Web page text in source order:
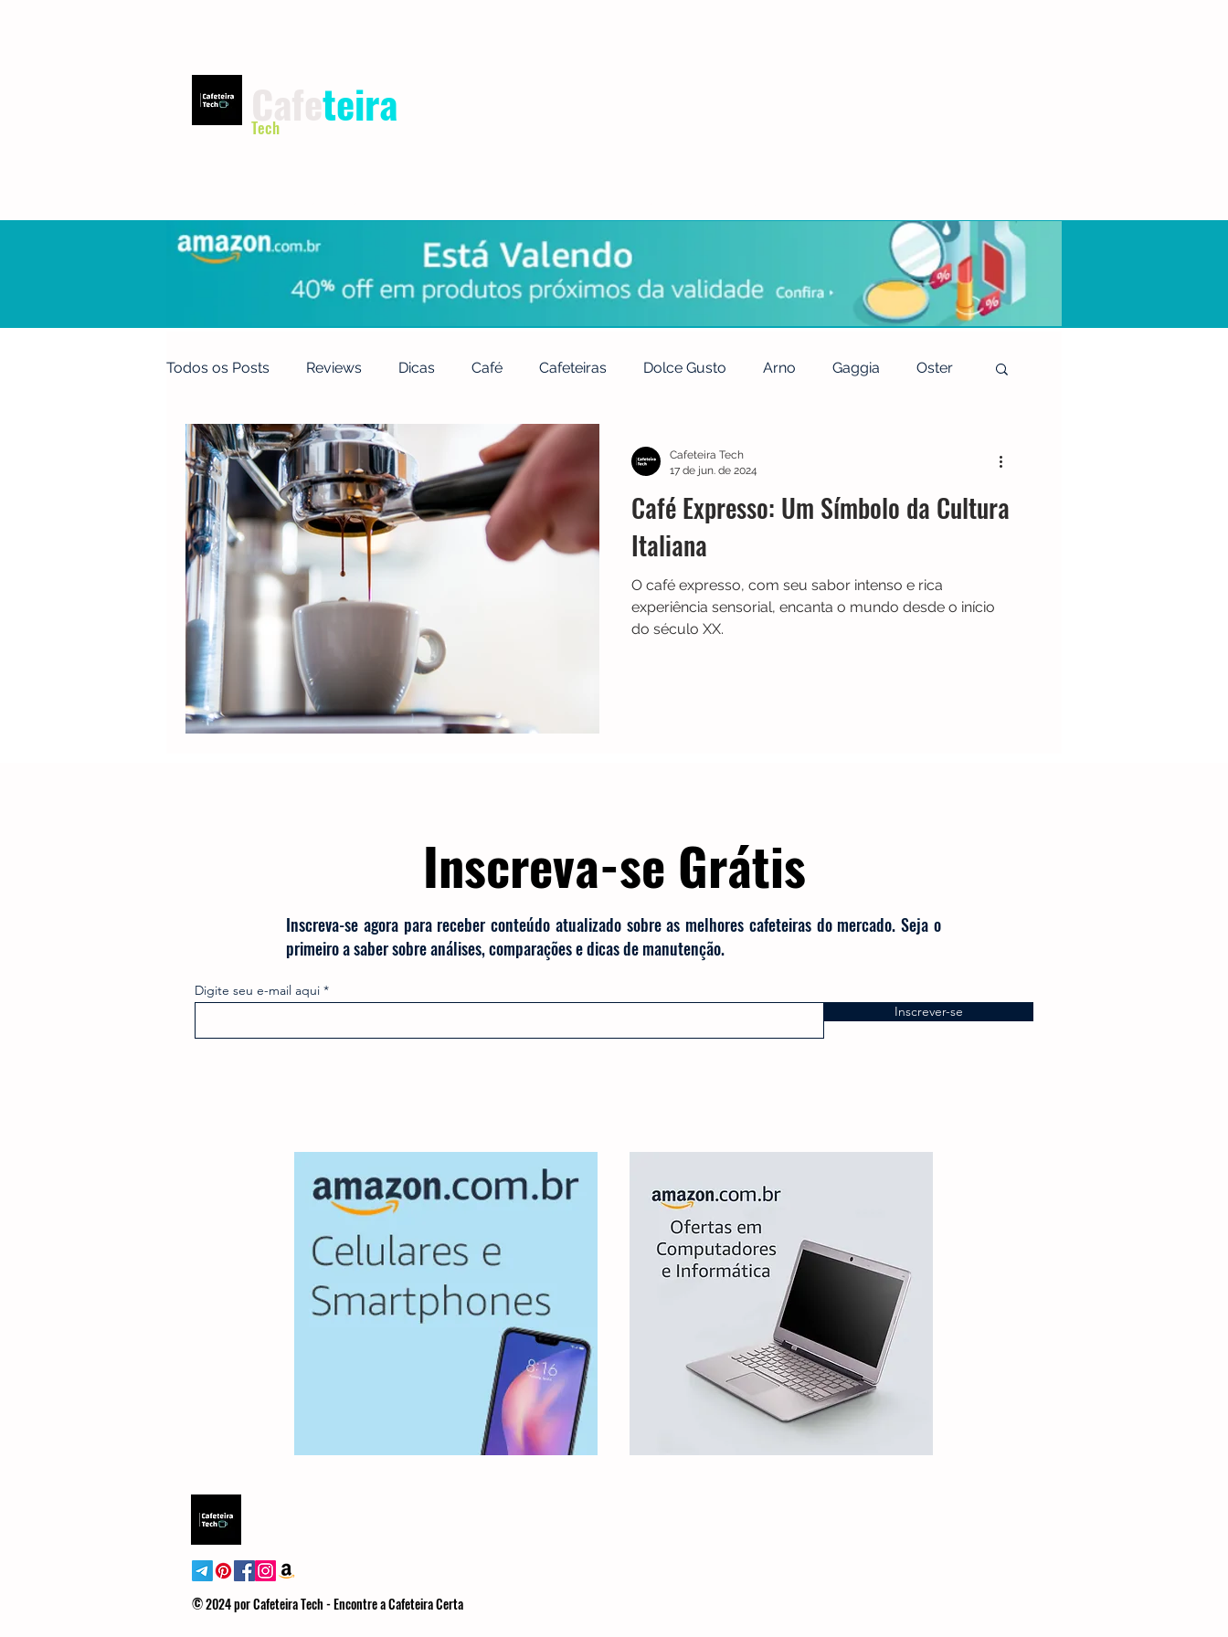
teira
Tech
Todos os Posts Reviews Dicas Café Cafeteiras Dolce Gusto Arno Gaggia Oster
Produtos Nespresso Electrolux
Café Solúvel Mondial Chaleiras Cadence Filtros Britânia Echo Show Moedor
Hamilton Beach Promoções Máquina de fazer pão Cuisinart Philips Walita
Café Expresso: Um Símbolo da Cultura
Italiana
O café expresso, com seu sabor intenso e rica
experiência sensorial, encanta o mundo desde o início
do século XX.
Cafeteira Tech
17 de jun. de 2024
Inscreva-se Grátis
Inscreva-se agora para receber conteúdo atualizado sobre as melhores cafeteiras do mercado. Seja o
primeiro a saber sobre análises, comparações e dicas de manutenção.
Digite seu e-mail aqui
Inscrever-se
© 2024 por Cafeteira Tech - Encontre a Cafeteira Certa